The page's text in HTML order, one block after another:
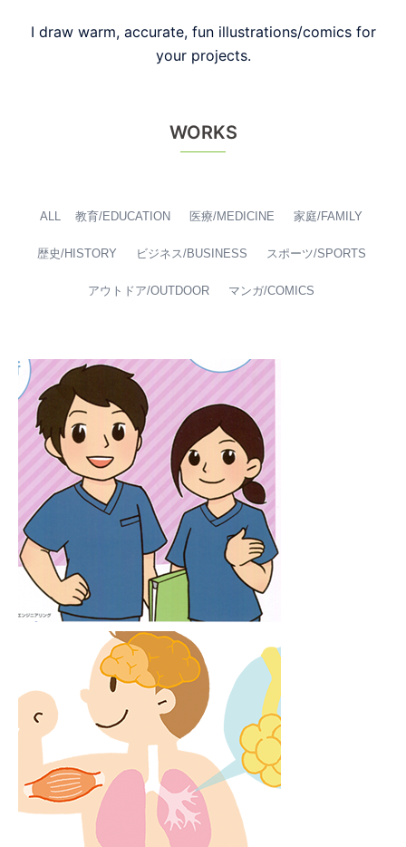
I draw warm, accurate, fun illustrations/comics for
your projects.
WORKS
ALL 教育/EDUCATION 医療/MEDICINE 家庭/FAMILY
歴史/HISTORY ビジネス/BUSINESS スポーツ/SPORTS
アウトドア/OUTDOOR マンガ/COMICS